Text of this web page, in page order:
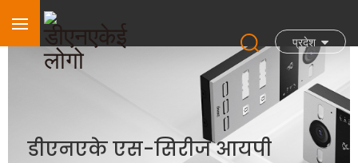
प्रदेश
डीएनएके एस-सिरीज आयपी